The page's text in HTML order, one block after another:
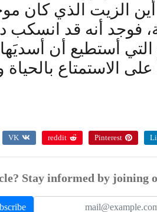
الزيت الذي كان
فوجد أنه قد انسكب
التي أستطيع أن
على الاستمتاع
Pinterest
reddit
VK